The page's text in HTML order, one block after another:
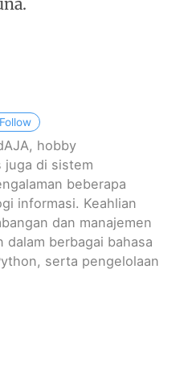
Follow
hobby
juga di sistem
beberapa
informasi. Keahlian
dan manajemen
berbagai bahasa
serta pengelolaan